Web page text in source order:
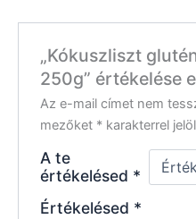
„Kókuszliszt
250g” értékelése
Az e-mail címet nem
mezőket * karakterrel
A te
értékelésed *
Értékelésed *